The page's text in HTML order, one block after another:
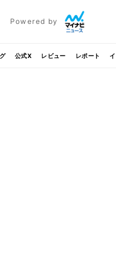
Powered by
公式X レビュー レポート